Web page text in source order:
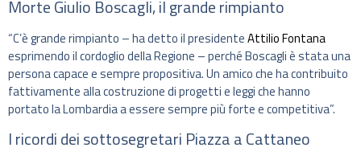
Morte Giulio Boscagli, il grande rimpianto
“C’è grande rimpianto – ha detto il presidenteAttilio Fontana
esprimendo il cordoglio della Regione – perché Boscagli è stata una
persona capace e sempre propositiva. Un amico che ha contribuito
fattivamente alla costruzione di progetti e leggi che hanno
portato la Lombardia a essere sempre più forte e competitiva”.
I ricordi dei sottosegretari Piazza a Cattaneo